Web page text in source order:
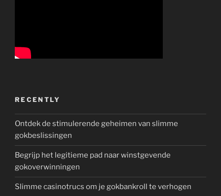
RECENTLY
Ontdek de stimulerende geheimen van slimme
gokbeslissingen
Begrijp het legitieme pad naar winstgevende
gokoverwinningen
Slimme casinotrucs om je gokbankroll te verhogen